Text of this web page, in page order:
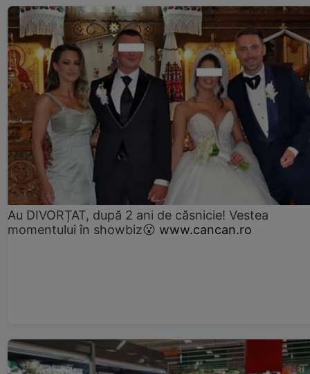
Au DIVORȚAT, după 2 ani de căsnicie! Vestea
momentului în showbiz😮 www.cancan.ro